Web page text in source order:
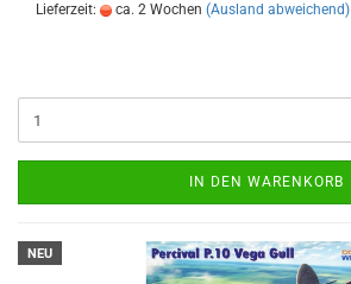
Lieferzeit:
ca. 2 Wochen (Ausland abweichend)
IN DEN WARENKORB
NEU